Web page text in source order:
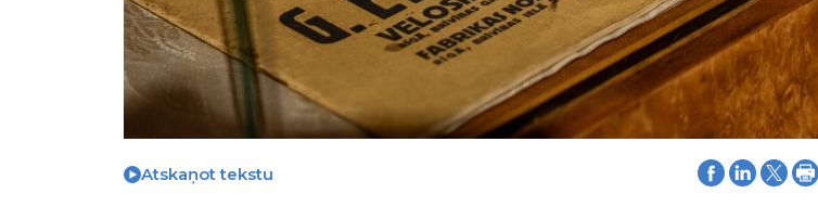
Atskaņot tekstu